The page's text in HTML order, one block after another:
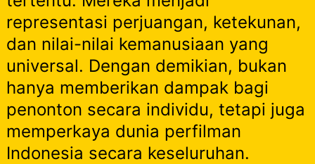
representasi perjuangan, ketekunan,
dan nilai-nilai kemanusiaan yang
universal. Dengan demikian, bukan
hanya memberikan dampak bagi
penonton secara individu, tetapi juga
memperkaya dunia perfilman
Indonesia secara keseluruhan.